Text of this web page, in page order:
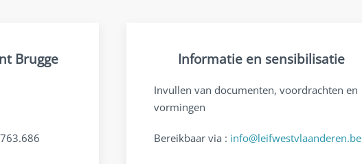
Brugge Informatie en sensibilisatie
Invullen van documenten, voordrachten en
vormingen
Bereikbaar via : info@leifwestvlaanderen.be